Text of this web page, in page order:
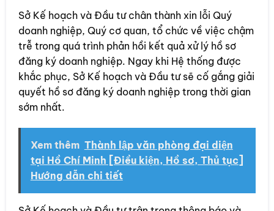
Sở Kế hoạch và Đầu tư chân thành xin lỗi Quý
doanh nghiệp, Quý cơ quan, tổ chức về việc chậm
trễ trong quá trình phản hồi kết quả xử lý hồ sơ
đăng ký doanh nghiệp. Ngay khi Hệ thống được
khắc phục, Sở Kế hoạch và Đầu tư sẽ cố gắng giải
quyết hồ sơ đăng ký doanh nghiệp trong thời gian
sớm nhất.
Xem thêm Thành lập văn phòng đại diện
tại Hồ Chí Minh [Điều kiện, Hồ sơ, Thủ tục]
Hướng dẫn chi tiết